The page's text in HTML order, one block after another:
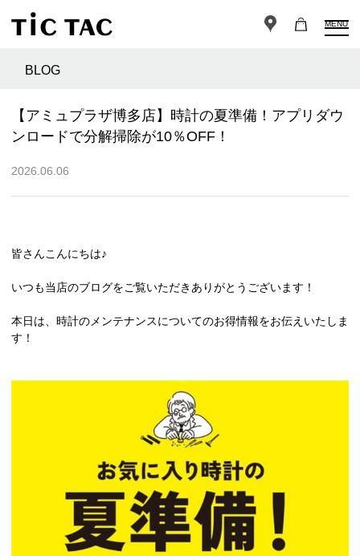
MENU
BLOG
【アミュプラザ博多店】時計の夏準備！アプリダウ
ンロードで分解掃除が10％OFF！
2026.06.06
皆さんこんにちは♪
いつも当店のブログをご覧いただきありがとうございます！
本日は、時計のメンテナンスについてのお得情報をお伝えいたしま
す！